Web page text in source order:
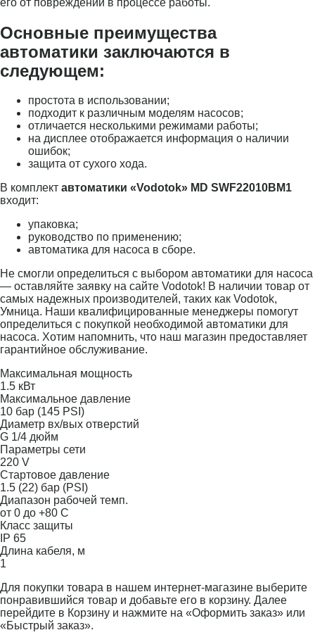
Основные преимущества
автоматики заключаются в
следующем:
простота в использовании;
подходит к различным моделям насосов;
отличается несколькими режимами работы;
на дисплее отображается информация о наличии
ошибок;
защита от сухого хода.
В комплект автоматики «Vodotok» MD SWF22010BM1
входит:
упаковка;
руководство по применению;
автоматика для насоса в сборе.
Не смогли определиться с выбором автоматики для насоса
— оставляйте заявку на сайте Vodotok! В наличии товар от
самых надежных производителей, таких как Vodotok,
Умница. Наши квалифицированные менеджеры помогут
определиться с покупкой необходимой автоматики для
насоса. Хотим напомнить, что наш магазин предоставляет
гарантийное обслуживание.
Максимальная мощность
1.5 кВт
Максимальное давление
10 бар (145 PSI)
Диаметр вх/вых отверстий
G 1/4 дюйм
Параметры сети
220 V
Стартовое давление
1.5 (22) бар (PSI)
Диапазон рабочей темп.
от 0 до +80 С
Класс защиты
IP 65
Длина кабеля, м
1
Для покупки товара в нашем интернет-магазине выберите
понравившийся товар и добавьте его в корзину. Далее
перейдите в Корзину и нажмите на «Оформить заказ» или
«Быстрый заказ».